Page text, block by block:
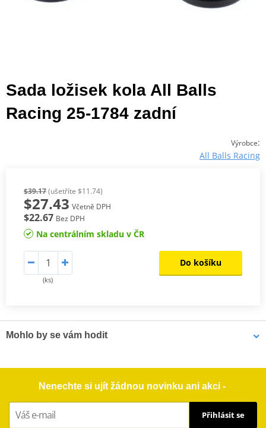
Sada ložisek kola All Balls
Racing 25-1784 zadní
Výrobce:
All Balls Racing
$39.17(ušetříte $11.74)
$27.43 Včetně DPH
$22.67 Bez DPH
Na centrálním skladu v ČR
(ks)
Do košíku
Mohlo by se vám hodit
Nenechte si ujít žádnou novinku ani akci -
Přihlásit se